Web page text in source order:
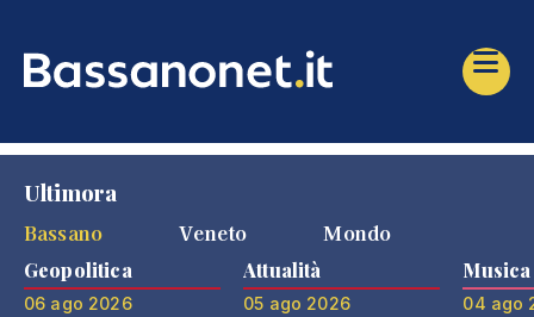
Ultimora
Bassano
Veneto Mondo
Geopolitica
06 ago 2026
Attualità
05 ago 2026
Musica
04 ago